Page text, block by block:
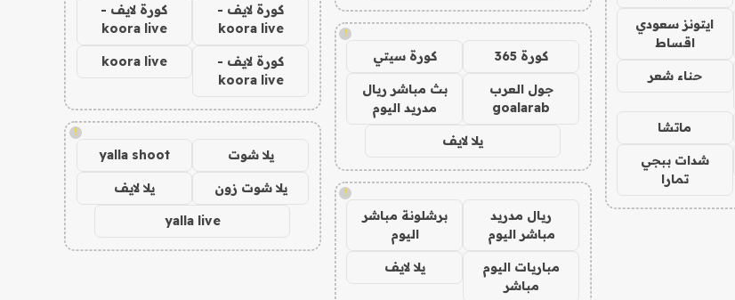
ايتونز سعودي
اقساط
حناء شعر
ماتشا
شدات ببجي
تمارا
!
كورة 365 كورة سيتي
جول العرب
goalarab
بث مباشر ريال
مدريد اليوم
يلا لايف
!
ريال مدريد
مباشر اليوم
برشلونة مباشر
اليوم
مباريات اليوم
مباشر
يلا لايف
كورة لايف -
koora live
كورة لايف -
koora live
كورة لايف -
koora live
koora live
!
يلا شوت yalla shoot
يلا شوت زون يلا لايف
yalla live